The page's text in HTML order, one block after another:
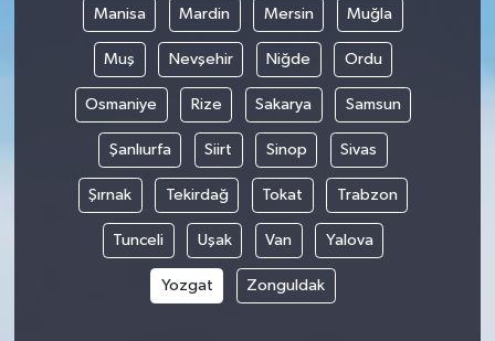
Manisa Mardin Mersin Muğla
Muş Nevşehir Niğde Ordu
Osmaniye Rize Sakarya Samsun
Şanlıurfa Siirt Sinop Sivas
Şırnak Tekirdağ Tokat Trabzon
Tunceli Uşak Van Yalova
Yozgat Zonguldak